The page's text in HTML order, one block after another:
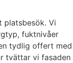
platsbesök. Vi
fuktnivåer
tydlig offert med
tvättar vi fasaden